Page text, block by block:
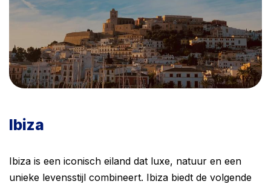
Ibiza
Ibiza is een iconisch eiland dat luxe, natuur en een
unieke levensstijl combineert. Ibiza biedt de volgende